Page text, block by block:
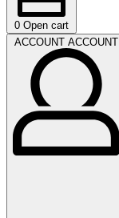
0 Open cart
ACCOUNT ACCOUNT